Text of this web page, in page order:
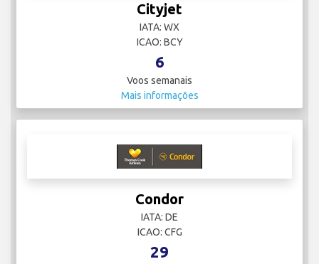
Cityjet
IATA: WX
ICAO: BCY
6
Voos semanais
Mais informações
Condor
IATA: DE
ICAO: CFG
29